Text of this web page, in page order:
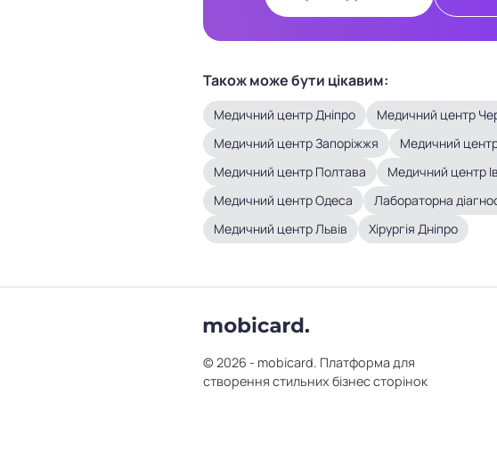
Також може бути цікавим:
Медичний центр Дніпро Медичний центр
Медичний центр Запоріжжя
Медичний
Медичний центр Полтава
Медичний центр
Медичний центр Одеса
Лабораторна
Медичний центр Львів
Хірургія Дніпро
© 2026 - mobicard. Платформа для
створення стильних бізнес сторінок